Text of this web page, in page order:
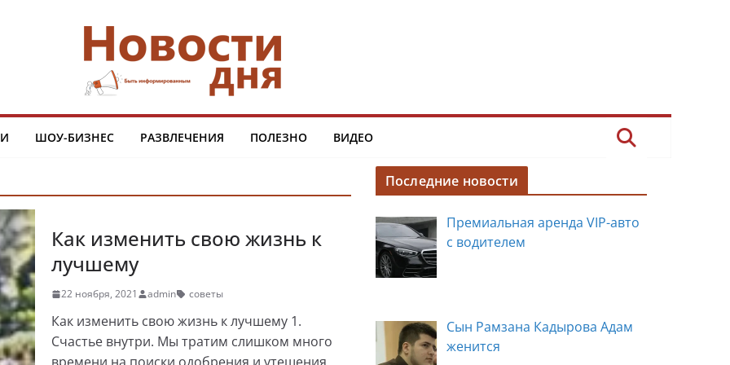
ШОУ-БИЗНЕС РАЗВЛЕЧЕНИЯ ПОЛЕЗНО ВИДЕО
Как изменить свою жизнь к
лучшему
22 ноября, 2021 admin советы
Как изменить свою жизнь к лучшему 1.
Счастье внутри. Мы тратим слишком много
Последние новости
Премиальная аренда VIP-авто
с водителем
Сын Рамзана Кадырова Адам
женится